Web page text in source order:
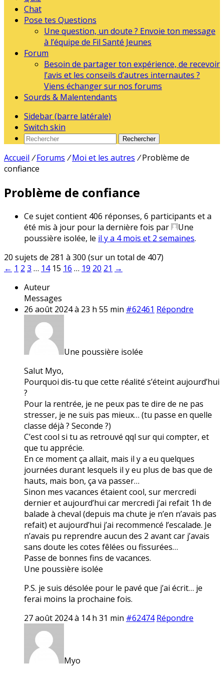
Chat
Pose tes Questions
Une question, un doute ? Envoie ton message
à l’équipe de Fil Santé Jeunes
Forum
Besoin de partager ton expérience, de recevoir
l’avis et les conseils d’autres internautes ?
Viens échanger sur nos forums
Sourds & Malentendants
Sidebar (barre latérale)
Switch skin
Rechercher
Accueil / Forums / Moi et les autres / Problème de
confiance
Problème de confiance
Ce sujet contient 406 réponses, 6 participants et a
été mis à jour pour la dernière fois par
Une
poussière isolée, le il y a 4 mois et 2 semaines.
20 sujets de 281 à 300 (sur un total de 407)
← 1 2 3 … 14 15 16 … 19 20 21 →
Auteur
Messages
26 août 2024 à 23 h 55 min #62461 Répondre
Une poussière isolée
Salut Myo,
Pourquoi dis-tu que cette réalité s’éteint aujourd’hui
?
Pour la rentrée, je ne peux pas te dire de ne pas
stresser, je ne suis pas mieux… (tu passe en quelle
classe déjà ? Seconde ?)
C’est cool si tu as retrouvé qql sur qui compter, et
que tu apprécie.
En ce moment ça allait, mais il y a eu quelques
journées durant lesquels il y eu plus de bas que de
hauts, mais bon, ça va passer…
Sinon mes vacances étaient cool, sur mercredi
dernier et aujourd’hui car mercredi j’ai refait 1h de
balade à cheval (depuis ma chute je n’en n’avais pas
refait) et aujourd’hui j’ai recommencé l’escalade. Je
n’avais pu reprendre aucun des 2 avant car j’avais
sans doute les cotes fêlées ou fissurées…
Passe de bonnes fins de vacances.
Une poussière isolée
P.S. je suis désolée pour le pavé que j’ai écrit… je
ferai moins la prochaine fois.
27 août 2024 à 14 h 31 min #62474 Répondre
Myo